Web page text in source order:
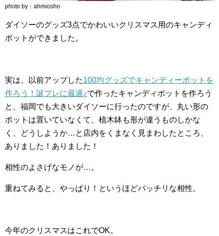
photo by：ahmiosho
ダイソーのグッズ3点でかわいいクリスマス用のキャンディ
ポットができました。
実は、以前アップした100均グッズでキャンディーポットを
作ろう！誕プレに最適♪で作ったキャンディポットを作ろう
と、福岡でも大きいダイソーに行ったのですが、丸い形の
ポットは置いていなくて、植木鉢も形が違うものしかな
く、どうしようか…と店内をくまなく見まわしたところ、
ありました！ありました！
相性のよさげなモノが…。
重ねてみると、やっぱり！というほどバッチリな相性。
今年のクリスマスはこれでOK。